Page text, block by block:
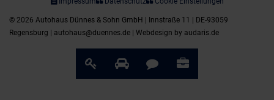
© 2026 Autohaus Dünnes & Sohn GmbH | Innstraße 11 | DE-93059
Regensburg | autohaus@duennes.de | Webdesign by audaris.de